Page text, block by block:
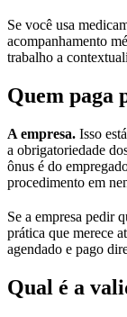
Se você usa
acompanhamento
trabalho a
Quem paga
A empresa. Isso
a obrigatoriedade
ônus é do
procedimento em
Se a empresa pedir
prática que merece
agendado e pago
Qual é a